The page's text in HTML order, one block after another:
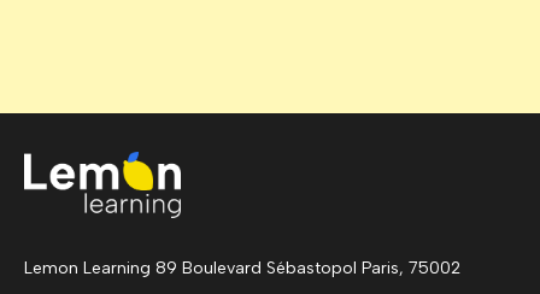
Lemon Learning 89 Boulevard Sébastopol Paris, 75002